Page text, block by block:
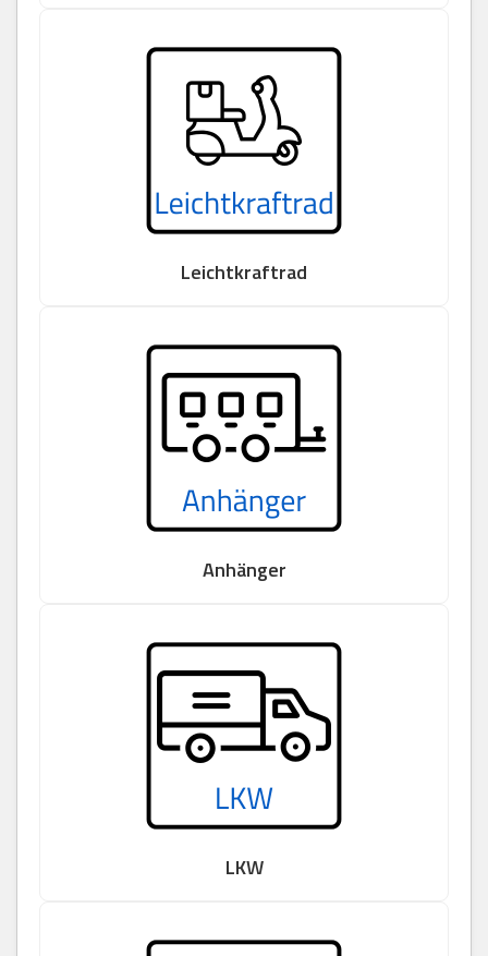
Leichtkraftrad
Anhänger
LKW